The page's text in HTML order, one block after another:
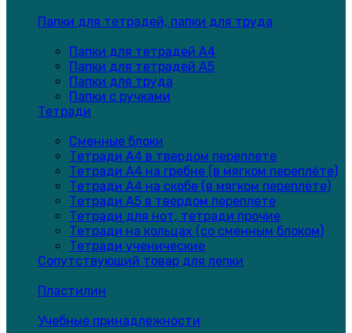
Папки для тетрадей, папки для труда
Папки для тетрадей А4
Папки для тетрадей А5
Папки для труда
Папки с ручками
Тетради
Сменные блоки
Тетради А4 в твердом переплете
Тетради А4 на гребне (в мягком переплёте)
Тетради А4 на скобе (в мягком переплёте)
Тетради А5 в твердом переплете
Тетради для нот, тетради прочие
Тетради на кольцах (со сменным блоком)
Тетради ученические
Сопутствующий товар для лепки
Пластилин
Учебные принадлежности